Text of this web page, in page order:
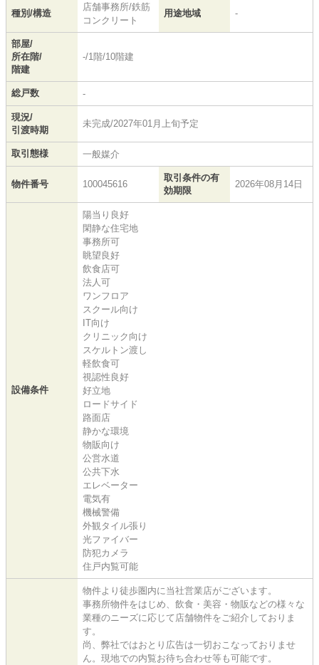
種別/構造
店舗事務所/鉄筋
コンクリート
用途地域 -
部屋/
所在階/
階建
-/1階/10階建
総戸数 -
現況/
引渡時期
未完成/2027年01月上旬予定
取引態様 一般媒介
物件番号 100045616
取引条件の有
効期限
2026年08月14日
設備条件
陽当り良好
閑静な住宅地
事務所可
眺望良好
飲食店可
法人可
ワンフロア
スクール向け
IT向け
クリニック向け
スケルトン渡し
軽飲食可
視認性良好
好立地
ロードサイド
路面店
静かな環境
物販向け
公営水道
公共下水
エレベーター
電気有
機械警備
外観タイル張り
光ファイバー
防犯カメラ
住戸内覧可能
物件より徒歩圏内に当社営業店がございます。
事務所物件をはじめ、飲食・美容・物販などの様々な
業種のニーズに応じて店舗物件をご紹介しておりま
す。
尚、弊社ではおとり広告は一切おこなっておりませ
ん。現地での内覧お待ち合わせ等も可能です。